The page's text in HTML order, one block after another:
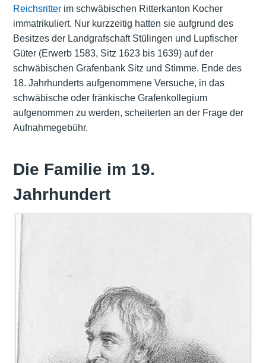
Reichsritterim schwäbischen Ritterkanton Kocher
immatrikuliert. Nur kurzzeitig hatten sie aufgrund des
Besitzes der Landgrafschaft Stülingen und Lupfischer
Güter (Erwerb 1583, Sitz 1623 bis 1639) auf der
schwäbischen GrafenbankSitz und Stimme. Ende des
18. Jahrhunderts aufgenommene Versuche, in das
schwäbische oder fränkische Grafenkollegium
aufgenommen zu werden, scheiterten an der Frage der
Aufnahmegebühr.
Die Familie im 19.
Jahrhundert